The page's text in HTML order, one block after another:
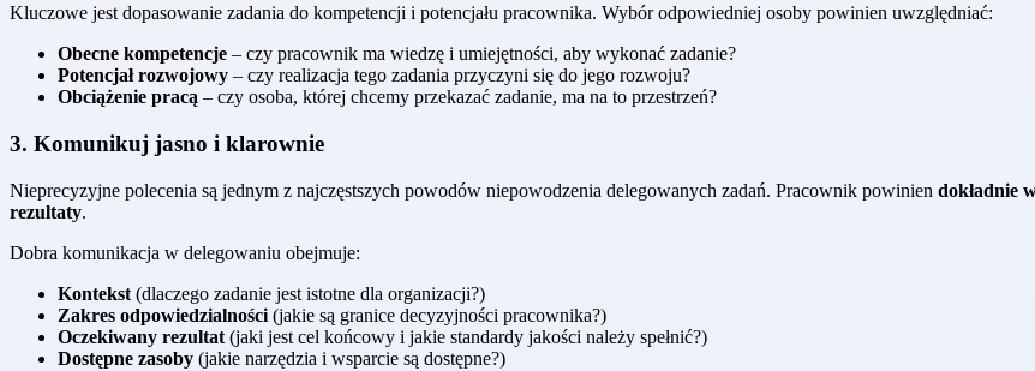
Kluczowe jest dopasowanie zadania do kompetencji i potencjału pracownika. Wybór odpowiedniej osoby powinien uwzględniać:
Obecne kompetencje – czy pracownik ma wiedzę i umiejętności, aby wykonać zadanie?
Potencjał rozwojowy – czy realizacja tego zadania przyczyni się do jego rozwoju?
Obciążenie pracą – czy osoba, której chcemy przekazać zadanie, ma na to przestrzeń?
3. Komunikuj jasno i klarownie
Nieprecyzyjne polecenia są jednym z najczęstszych powodów niepowodzenia delegowanych zadań. Pracownik powinien dokładnie
rezultaty.
Dobra komunikacja w delegowaniu obejmuje:
Kontekst (dlaczego zadanie jest istotne dla organizacji?)
Zakres odpowiedzialności (jakie są granice decyzyjności pracownika?)
Oczekiwany rezultat (jaki jest cel końcowy i jakie standardy jakości należy spełnić?)
Dostępne zasoby (jakie narzędzia i wsparcie są dostępne?)